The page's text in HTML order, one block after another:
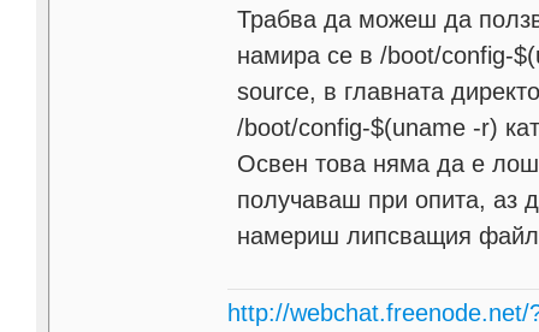
Трабва да можеш да
намира се в /boot/config-
source, в главната
/boot/config-$(uname -r)
Освен това няма да е
получаваш при опита, аз
намериш липсващия
http://webchat.freenode.net/